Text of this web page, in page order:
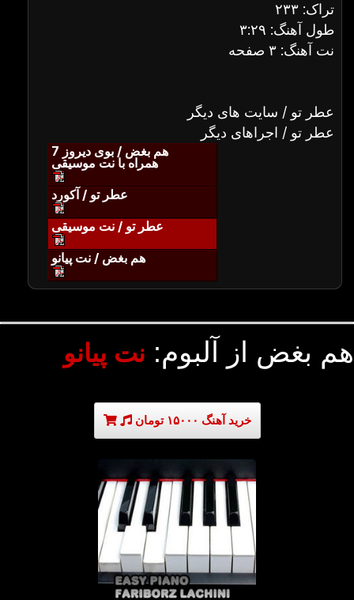
تراک: ۲۳۳
طول آهنگ: ۳:۲۹
نت آهنگ: ۳ صفحه
عطر تو / سایت های دیگر
عطر تو / اجراهای دیگر
هم بغض / بوی دیروز 7
همراه با نت موسیقی
عطر تو / آکورد
عطر تو / نت موسیقی
هم بغض / نت پیانو
هم بغض از آلبوم: نت پیانو
خرید آهنگ ۱۵۰۰۰ تومان